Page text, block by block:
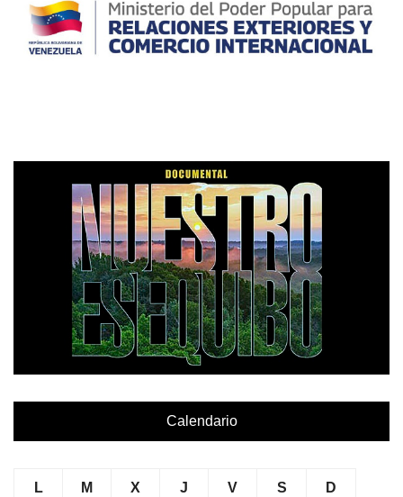
Calendario
L M X J V S D